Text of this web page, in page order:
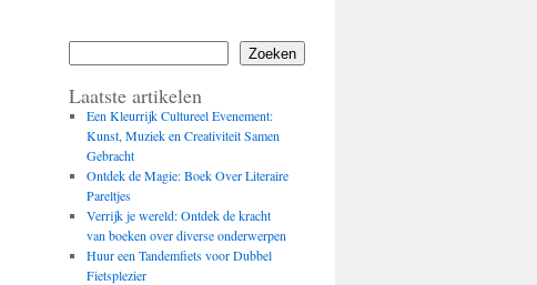
Zoeken
Laatste artikelen
Een Kleurrijk Cultureel Evenement:
Kunst, Muziek en Creativiteit Samen
Gebracht
Ontdek de Magie: Boek Over Literaire
Pareltjes
Verrijk je wereld: Ontdek de kracht
van boeken over diverse onderwerpen
Huur een Tandemfiets voor Dubbel
Fietsplezier